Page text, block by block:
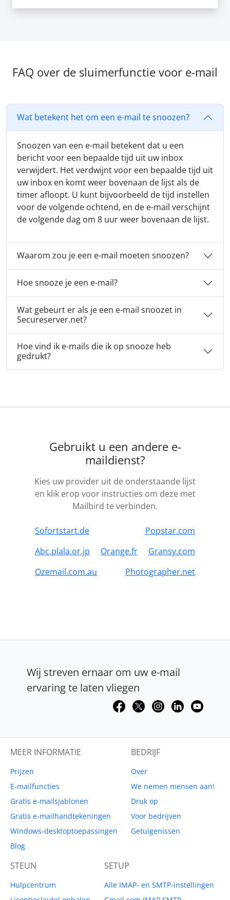
FAQ over de sluimerfunctie voor e-mail
Wat betekent het om een e-mail te snoozen?
Snoozen van een e-mail betekent dat u een
bericht voor een bepaalde tijd uit uw inbox
verwijdert. Het verdwijnt voor een bepaalde tijd uit
uw inbox en komt weer bovenaan de lijst als de
timer afloopt. U kunt bijvoorbeeld de tijd instellen
voor de volgende ochtend, en de e-mail verschijnt
de volgende dag om 8 uur weer bovenaan de lijst.
Waarom zou je een e-mail moeten snoozen?
Hoe snooze je een e-mail?
Wat gebeurt er als je een e-mail snoozet in
Secureserver.net?
Hoe vind ik e-mails die ik op snooze heb
gedrukt?
Gebruikt u een andere e-
maildienst?
Kies uw provider uit de onderstaande lijst
en klik erop voor instructies om deze met
Mailbird te verbinden.
Sofortstart.de
Popstar.com
Abc.plala.or.jp
Orange.fr
Gransy.com
Ozemail.com.au
Photographer.net
Wij streven ernaar om uw e-mail
ervaring te laten vliegen
MEER INFORMATIE
Prijzen
E-mailfuncties
Gratis e-mailsjablonen
Gratis e-mailhandtekeningen
Windows-desktoptoepassingen
Blog
BEDRIJF
Over
We nemen mensen aan!
Druk op
Voor bedrijven
Getuigenissen
STEUN
Hulpcentrum
SETUP
Alle IMAP- en SMTP-instellingen